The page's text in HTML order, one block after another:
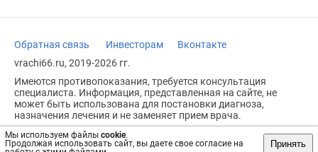
Мы используем файлы cookie.
Продолжая использовать сайт, вы даете свое согласие на
Принять
Обратная связь Инвесторам
Вконтакте
vrachi66.ru, 2019-2026 гг.
Имеются противопоказания, требуется консультация
специалиста. Информация, представленная на сайте, не
может быть использована для постановки диагноза,
назначения лечения и не заменяет прием врача.
Возрастное ограничение: 18+